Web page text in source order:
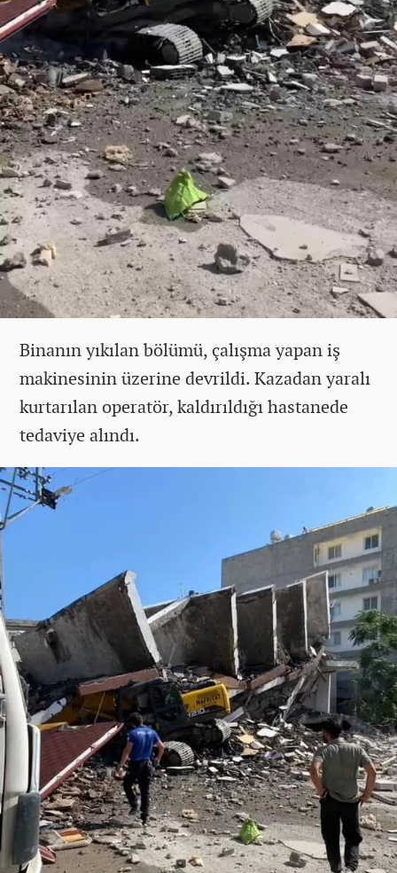
Binanın yıkılan bölümü, çalışma yapan iş
makinesinin üzerine devrildi. Kazadan yaralı
kurtarılan operatör, kaldırıldığı hastanede
tedaviye alındı.